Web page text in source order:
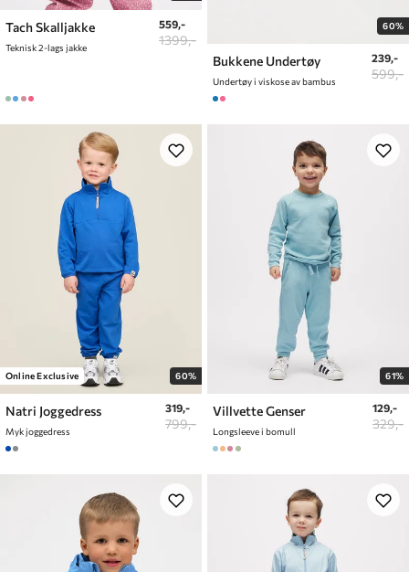
Tach Skalljakke
Teknisk 2-lags jakke
559,-
1399,-
60%
Bukkene Undertøy
Undertøy i viskose av bambus
239,-
599,-
Online Exclusive 60%
Natri Joggedress
Myk joggedress
319,-
799,-
61%
Villvette Genser
Longsleeve i bomull
129,-
329,-